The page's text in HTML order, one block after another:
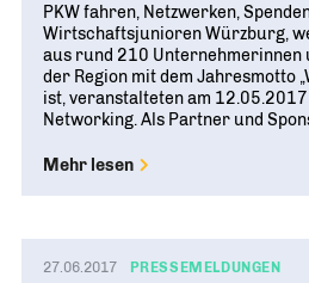
PKW fahren, Netzwerken,
Wirtschaftsjunioren Würzburg,
aus rund 210 Unternehmerinnen
der Region mit dem Jahresmotto
ist, veranstalteten am
Networking. Als Partner und
Mehr lesen
27.06.2017 PRESSEMELDUNGEN